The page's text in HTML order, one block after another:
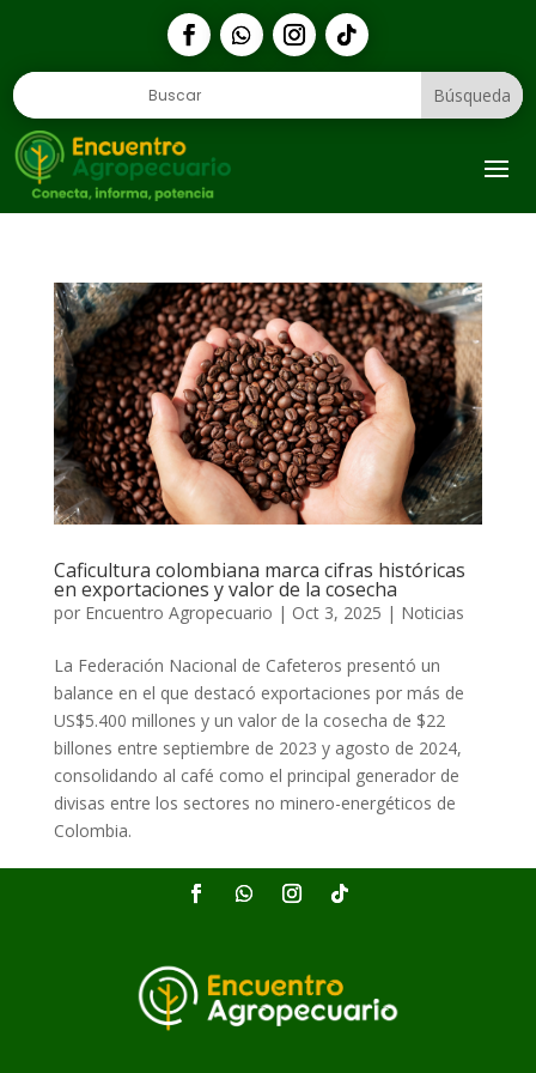
Caficultura colombiana marca cifras históricas
en exportaciones y valor de la cosecha
por Encuentro Agropecuario | Oct 3, 2025 | Noticias
La Federación Nacional de Cafeteros presentó un
balance en el que destacó exportaciones por más de
US$5.400 millones y un valor de la cosecha de $22
billones entre septiembre de 2023 y agosto de 2024,
consolidando al café como el principal generador de
divisas entre los sectores no minero-energéticos de
Colombia.